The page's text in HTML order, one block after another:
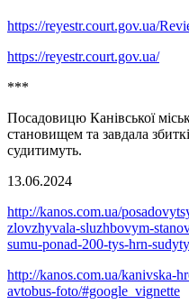
https://reyestr.court.gov.ua/
https://reyestr.court.gov.ua/
***
Посадовицю Канівської
становищем та завдала
судитимуть.
13.06.2024
http://kanos.com.ua/
zlovzhyvala-sluzhbovym-
sumu-ponad-200-tys-hrn-
http://kanos.com.ua/kanivska-
avtobus-foto/#google_vignette